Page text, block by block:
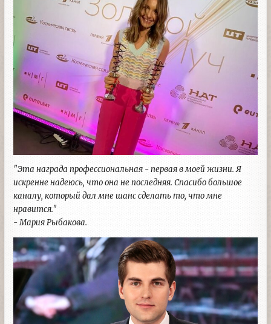
"Эта награда профессиональная - первая в моей жизни. Я
искренне надеюсь, что она не последняя. Спасибо большое
каналу, который дал мне шанс сделать то, что мне
нравится."
- Мария Рыбакова.​​​​​​